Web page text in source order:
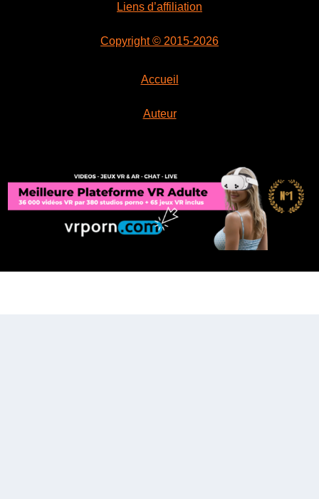
Liens d’affiliation
Copyright © 2015-2026
Accueil
Auteur